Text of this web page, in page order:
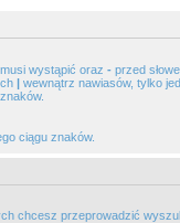
wystąpić oraz - przed
| wewnątrz nawiasów, tylko
ciągu znaków.
chcesz przeprowadzić